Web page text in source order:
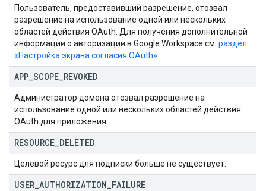
Пользователь, предоставивший разрешение, отозвал
разрешение на использование одной или нескольких
областей действия OAuth. Для получения дополнительной
информации о авторизации в Google Workspace см. раздел
«Настройка экрана согласия OAuth»
APP SCOPE REVOKED
Администратор домена отозвал разрешение на
использование одной или нескольких областей действия
OAuth для приложения.
RESOURCE DELETED
Целевой ресурс для подписки больше не существует.
USER AUTHORIZATION FAILURE